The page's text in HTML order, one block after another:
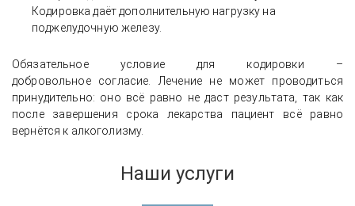
Кодировка даёт дополнительную нагрузку на
поджелудочную железу.
Обязательное условие для кодировки –
добровольное согласие. Лечение не может проводиться
принудительно: оно всё равно не даст результата, так как
после завершения срока лекарства пациент всё равно
вернётся к алкоголизму.
Наши услуги